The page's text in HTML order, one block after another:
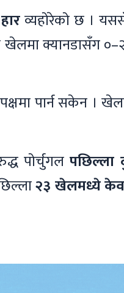
व्यहोरेको छ ।
क्यानडासँग
पार्न सकेन ।
पोर्चुगल पछिल्ला
२३ खेलमध्ये